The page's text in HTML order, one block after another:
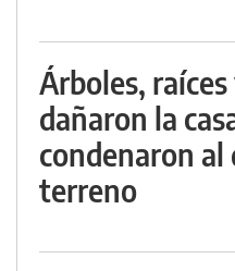
Árboles,
dañaron la
condenaron al
terreno